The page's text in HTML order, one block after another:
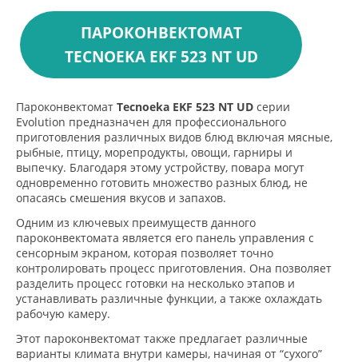
ПАРОКОНВЕКТОМАТ
TECNOEKA EKF 523 NT UD
Пароконвектомат Tecnoeka EKF 523 NT UD серии
Evolution предназначен для профессионального
приготовления различных видов блюд включая мясные,
рыбные, птицу, морепродукты, овощи, гарниры и
выпечку. Благодаря этому устройству, повара могут
одновременно готовить множество разных блюд, не
опасаясь смешения вкусов и запахов.
Одним из ключевых преимуществ данного
пароконвектомата является его панель управления с
сенсорным экраном, которая позволяет точно
контролировать процесс приготовления. Она позволяет
разделить процесс готовки на несколько этапов и
устанавливать различные функции, а также охлаждать
рабочую камеру.
Этот пароконвектомат также предлагает различные
варианты климата внутри камеры, начиная от “сухого”